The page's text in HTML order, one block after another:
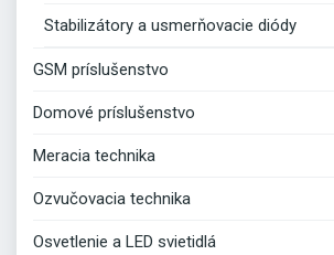
Stabilizátory a usmerňovacie diódy
GSM príslušenstvo
Domové príslušenstvo
Meracia technika
Ozvučovacia technika
Osvetlenie a LED svietidlá